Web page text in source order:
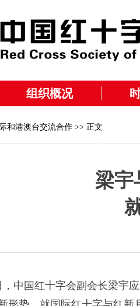
组织概况
和港澳台交流合作 >> 正文
梁宇
，中国红十字会副会长梁宇